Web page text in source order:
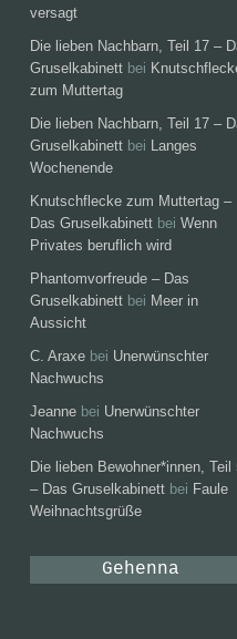
versagt
Die lieben Nachbarn, Teil 17 –
Gruselkabinett bei
zum Muttertag
Die lieben Nachbarn, Teil 17 –
Gruselkabinett bei Langes
Wochenende
Knutschflecke zum Muttertag –
Das Gruselkabinett bei Wenn
Privates beruflich wird
Phantomvorfreude – Das
Gruselkabinett bei Meer in
Aussicht
C. Araxe bei Unerwünschter
Nachwuchs
Jeanne bei Unerwünschter
Nachwuchs
Die lieben Bewohner*innen, Teil
– Das Gruselkabinett bei Faule
Weihnachtsgrüße
Gehenna